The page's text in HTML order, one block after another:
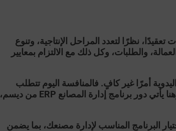
نظرًا لتعدد المراحل الإنتاجية، وتنوع
والطلبات، وكل ذلك مع الالتزام بمعايير
أمرًا غير كافٍ. فالمنافسة اليوم تتطلب
يأتي دور برنامج إدارة المصانع ERP
من ديسم،
البرنامج المناسب لإدارة مصنعك، بما يضمن